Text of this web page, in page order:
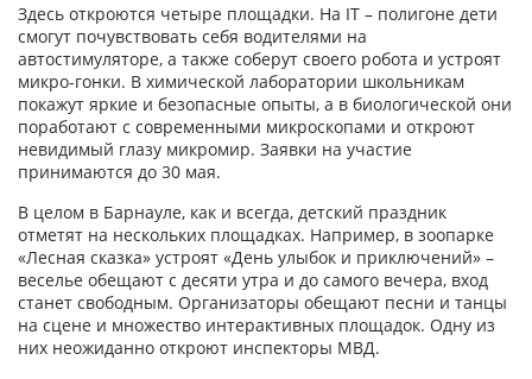
Здесь откроются четыре площадки. На IT – полигоне дети
смогут почувствовать себя водителями на
автостимуляторе, а также соберут своего робота и устроят
микро-гонки. В химической лаборатории школьникам
покажут яркие и безопасные опыты, а в биологической они
поработают с современными микроскопами и откроют
невидимый глазу микромир. Заявки на участие
принимаются до 30 мая.
В целом в Барнауле, как и всегда, детский праздник
отметят на нескольких площадках. Например, в зоопарке
«Лесная сказка» устроят «День улыбок и приключений» –
веселье обещают с десяти утра и до самого вечера, вход
станет свободным. Организаторы обещают песни и танцы
на сцене и множество интерактивных площадок. Одну из
них неожиданно откроют инспекторы МВД.